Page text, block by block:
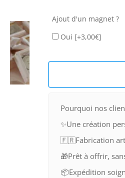
Ajout d'un magnet ?
Oui [+3,00€]
Petite
Pourquoi nos
✨Une création
🇫🇷Fabrication
🎁Prêt à offrir,
📦Expédition